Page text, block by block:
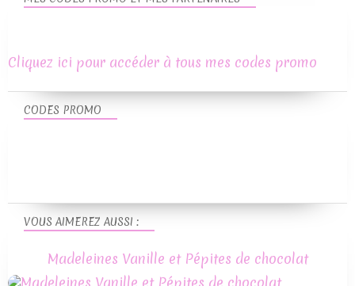
VOUS AIMEREZ AUSSI :
Madeleines Vanille et Pépites de chocolat
CODES PROMO
Cliquez ici pour accéder à tous mes codes promo